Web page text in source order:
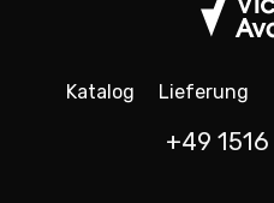
Katalog Lieferung
+49